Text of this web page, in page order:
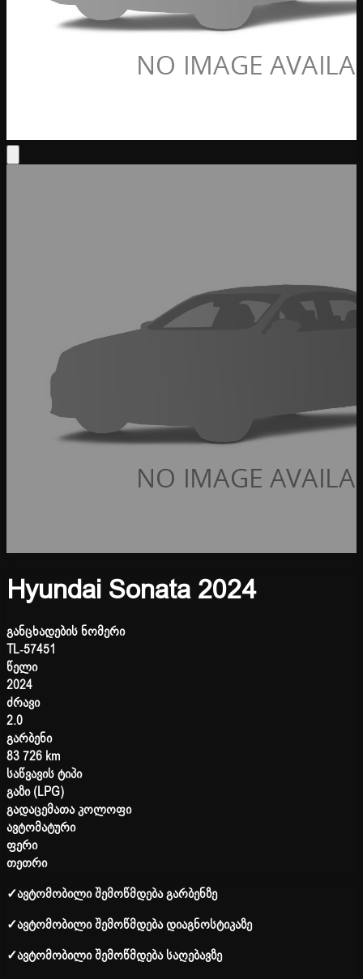
Hyundai Sonata 2024
განცხადების ნომერი
TL-57451
წელი
2024
ძრავი
2.0
გარბენი
83 726 km
საწვავის ტიპი
გაზი (LPG)
გადაცემათა კოლოფი
ავტომატური
ფერი
თეთრი
✓ავტომობილი შემოწმდება გარბენზე
✓ავტომობილი შემოწმდება დიაგნოსტიკაზე
✓ავტომობილი შემოწმდება საღებავზე